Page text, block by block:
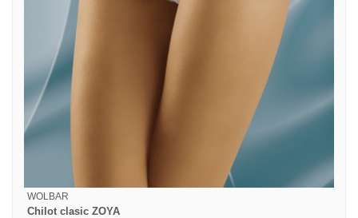
WOLBAR
Chilot clasic ZOYA